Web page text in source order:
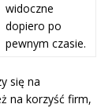
widoczne
dopiero po
pewnym czasie.
się na
na korzyść firm,